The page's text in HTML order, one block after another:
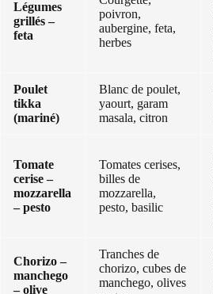
Légumes
grillés –
feta
poivron,
aubergine, feta,
herbes
Poulet
tikka
(mariné)
Blanc de poulet,
yaourt, garam
masala, citron
Tomate
cerise –
mozzarella
– pesto
Tomates cerises,
billes de
mozzarella,
pesto, basilic
Chorizo –
manchego
– olive
Tranches de
chorizo, cubes de
manchego, olives